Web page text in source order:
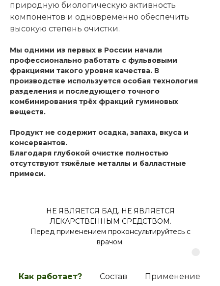
природную биологическую активность
компонентов и одновременно обеспечить
высокую степень очистки.
Мы одними из первых в России начали
профессионально работать с фульвовыми
фракциями такого уровня качества. В
производстве используется особая технология
разделения и последующего точного
комбинирования трёх фракций гуминовых
веществ.
Продукт не содержит осадка, запаха, вкуса и
консервантов.
Благодаря глубокой очистке полностью
отсутствуют тяжёлые металлы и балластные
примеси.
НЕ ЯВЛЯЕТСЯ БАД. НЕ ЯВЛЯЕТСЯ
ЛЕКАРСТВЕННЫМ СРЕДСТВОМ.
Перед применением проконсультируйтесь с
врачом.
Как работает? Состав Применение